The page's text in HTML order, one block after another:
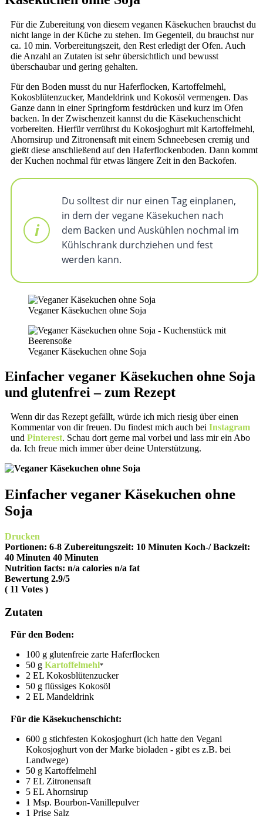
Für die Zubereitung von diesem veganen Käsekuchen brauchst du
nicht lange in der Küche zu stehen. Im Gegenteil, du brauchst nur
ca. 10 min. Vorbereitungszeit, den Rest erledigt der Ofen. Auch
die Anzahl an Zutaten ist sehr übersichtlich und bewusst
überschaubar und gering gehalten.
Für den Boden musst du nur Haferflocken, Kartoffelmehl,
Kokosblütenzucker, Mandeldrink und Kokosöl vermengen. Das
Ganze dann in einer Springform festdrücken und kurz im Ofen
backen. In der Zwischenzeit kannst du die Käsekuchenschicht
vorbereiten. Hierfür verrührst du Kokosjoghurt mit Kartoffelmehl,
Ahornsirup und Zitronensaft mit einem Schneebesen cremig und
gießt diese anschließend auf den Haferflockenboden. Dann kommt
der Kuchen nochmal für etwas längere Zeit in den Backofen.
Du solltest dir nur einen Tag einplanen,
in dem der vegane Käsekuchen nach
dem Backen und Auskühlen nochmal im
Kühlschrank durchziehen und fest
werden kann.
Veganer Käsekuchen ohne Soja
Veganer Käsekuchen ohne Soja
Einfacher veganer Käsekuchen ohne Soja
und glutenfrei – zum Rezept
Wenn dir das Rezept gefällt, würde ich mich riesig über einen
Kommentar von dir freuen. Du findest mich auch bei Instagram
und Pinterest. Schau dort gerne mal vorbei und lass mir ein Abo
da. Ich freue mich immer über deine Unterstützung.
Einfacher veganer Käsekuchen ohne
Soja
Drucken
Portionen: 6-8 Zubereitungszeit: 10 Minuten Koch-/ Backzeit:
40 Minuten 40 Minuten
Nutrition facts: n/a calories n/a fat
Bewertung 2.9/5
( 11 Votes )
Zutaten
Für den Boden:
100 g glutenfreie zarte Haferflocken
50 g Kartoffelmehl
2 EL Kokosblütenzucker
50 g flüssiges Kokosöl
2 EL Mandeldrink
Für die Käsekuchenschicht:
600 g stichfesten Kokosjoghurt (ich hatte den Vegani
Kokosjoghurt von der Marke bioladen - gibt es z.B. bei
Landwege)
50 g Kartoffelmehl
7 EL Zitronensaft
5 EL Ahornsirup
1 Msp. Bourbon-Vanillepulver
1 Prise Salz